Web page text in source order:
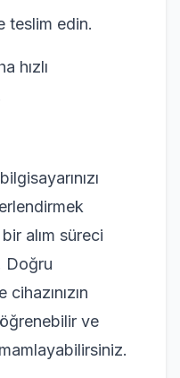
teslim edin.
hızlı
alım süreci
Doğru
ve